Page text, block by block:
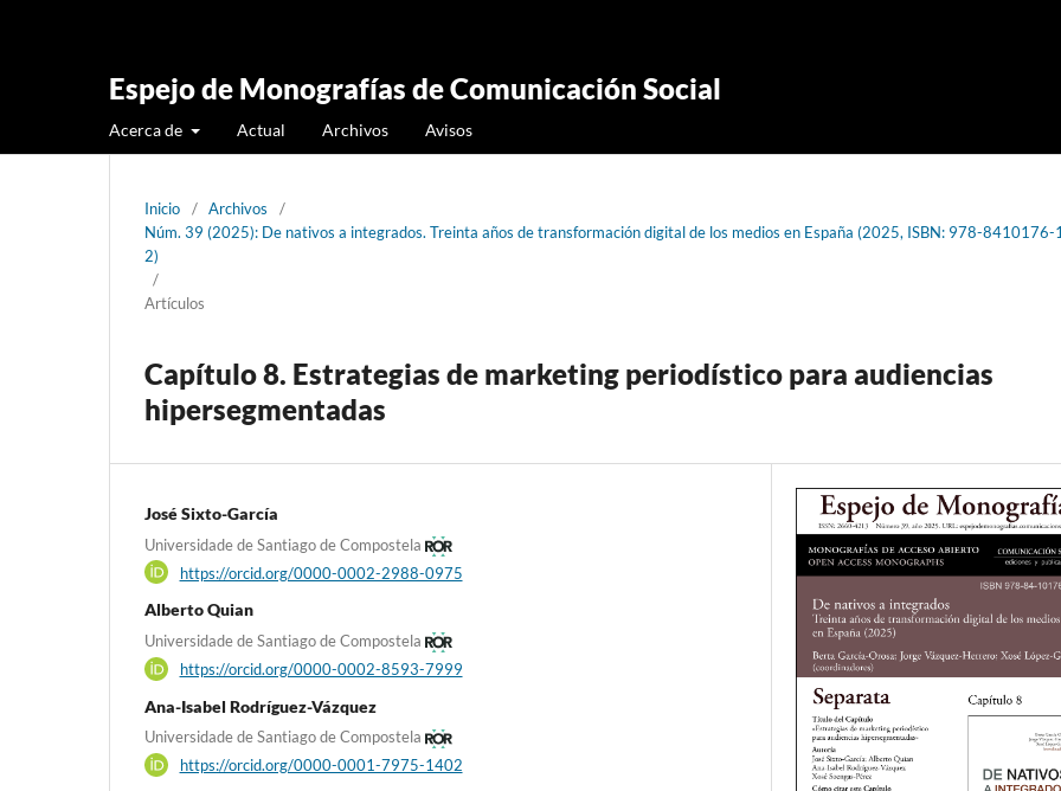
Espejo de Monografías de Comunicación Social
Acerca de Actual Archivos Avisos
Inicio / Archivos
/
Núm. 39 (2025): De nativos a integrados. Treinta años de transformación digital de los medios en España (2025, ISBN: 978-8410176-
2)
/
Artículos
Capítulo 8. Estrategias de marketing periodístico para audiencias
hipersegmentadas
José Sixto-García
Universidade de Santiago de Compostela
https://orcid.org/0000-0002-2988-0975
Alberto Quian
Universidade de Santiago de Compostela
https://orcid.org/0000-0002-8593-7999
Ana-Isabel Rodríguez-Vázquez
Universidade de Santiago de Compostela
https://orcid.org/0000-0001-7975-1402